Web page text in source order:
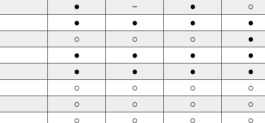
● － ● ○
● ● ● ●
○ ○ ○ ●
● ● ● ●
● ● ● ●
○ ○ ○ ○
○ ○ ○ ○
○ ○ ○ ○